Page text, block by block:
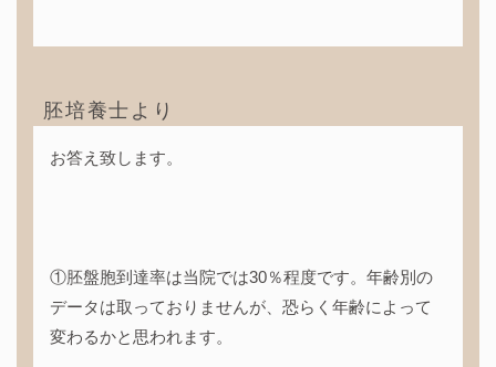
胚培養士より
お答え致します。
①胚盤胞到達率は当院では30％程度です。年齢別の
データは取っておりませんが、恐らく年齢によって
変わるかと思われます。